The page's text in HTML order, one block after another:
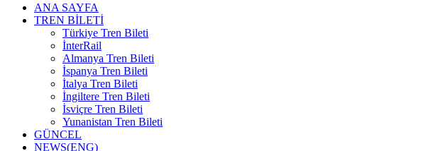
ANA SAYFA
TREN BİLETİ
Türkiye Tren Bileti
İnterRail
Almanya Tren Bileti
İspanya Tren Bileti
İtalya Tren Bileti
İngiltere Tren Bileti
İsviçre Tren Bileti
Yunanistan Tren Bileti
GÜNCEL
NEWS(ENG)